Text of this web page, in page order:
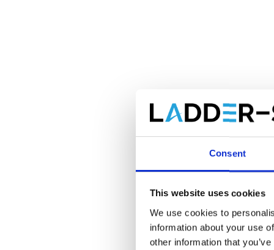
Consent
This website uses cookies
We use cookies to
information about your use
other information that
Little